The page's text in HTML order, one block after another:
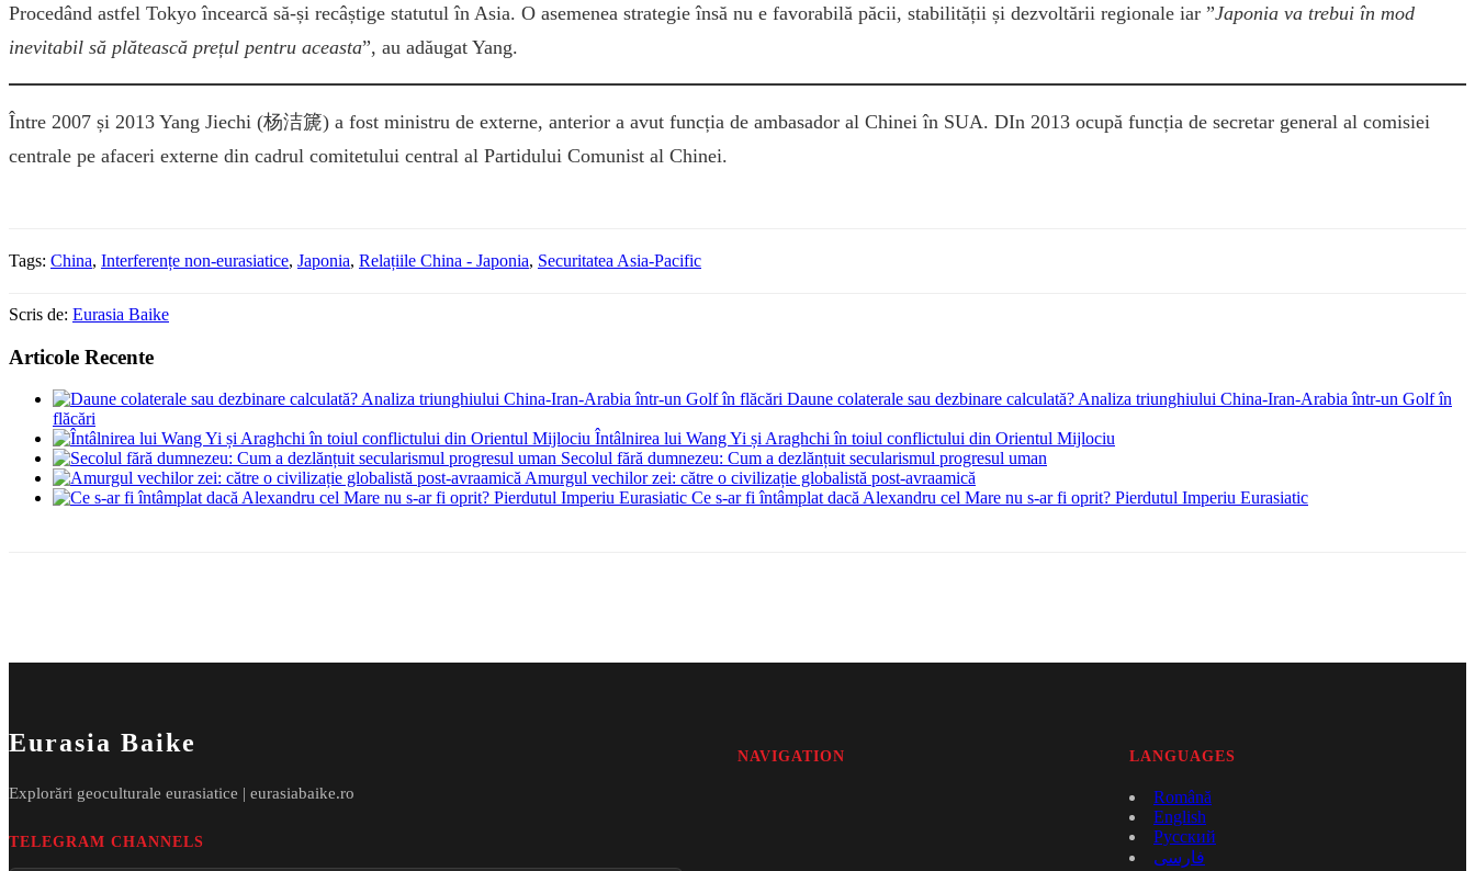
Procedând astfel Tokyo încearcă să-și recâștige statutul în Asia. O asemenea strategie însă nu e favorabilă păcii, stabilității și dezvoltării regionale iar ”Japonia va trebui în mod
inevitabil să plătească prețul pentru aceasta”, au adăugat Yang.
Între 2007 și 2013 Yang Jiechi (杨洁篪) a fost ministru de externe, anterior a avut funcția de ambasador al Chinei în SUA. DIn 2013 ocupă funcția de secretar general al comisiei
centrale pe afaceri externe din cadrul comitetului central al Partidului Comunist al Chinei.
Tags: China, Interferențe non-eurasiatice, Japonia, Relațiile China - Japonia, Securitatea Asia-Pacific
Scris de: Eurasia Baike
Articole Recente
Daune colaterale sau dezbinare calculată? Analiza triunghiului China-Iran-Arabia într-un Golf în
flăcări
Întâlnirea lui Wang Yi și Araghchi în toiul conflictului din Orientul Mijlociu
Secolul fără dumnezeu: Cum a dezlănțuit secularismul progresul uman
Amurgul vechilor zei: către o civilizație globalistă post-avraamică
Ce s-ar fi întâmplat dacă Alexandru cel Mare nu s-ar fi oprit? Pierdutul Imperiu Eurasiatic
Eurasia Baike
Explorări geoculturale eurasiatice | eurasiabaike.ro
TELEGRAM CHANNELS
NAVIGATION LANGUAGES
Română
English
Русский
فارسی